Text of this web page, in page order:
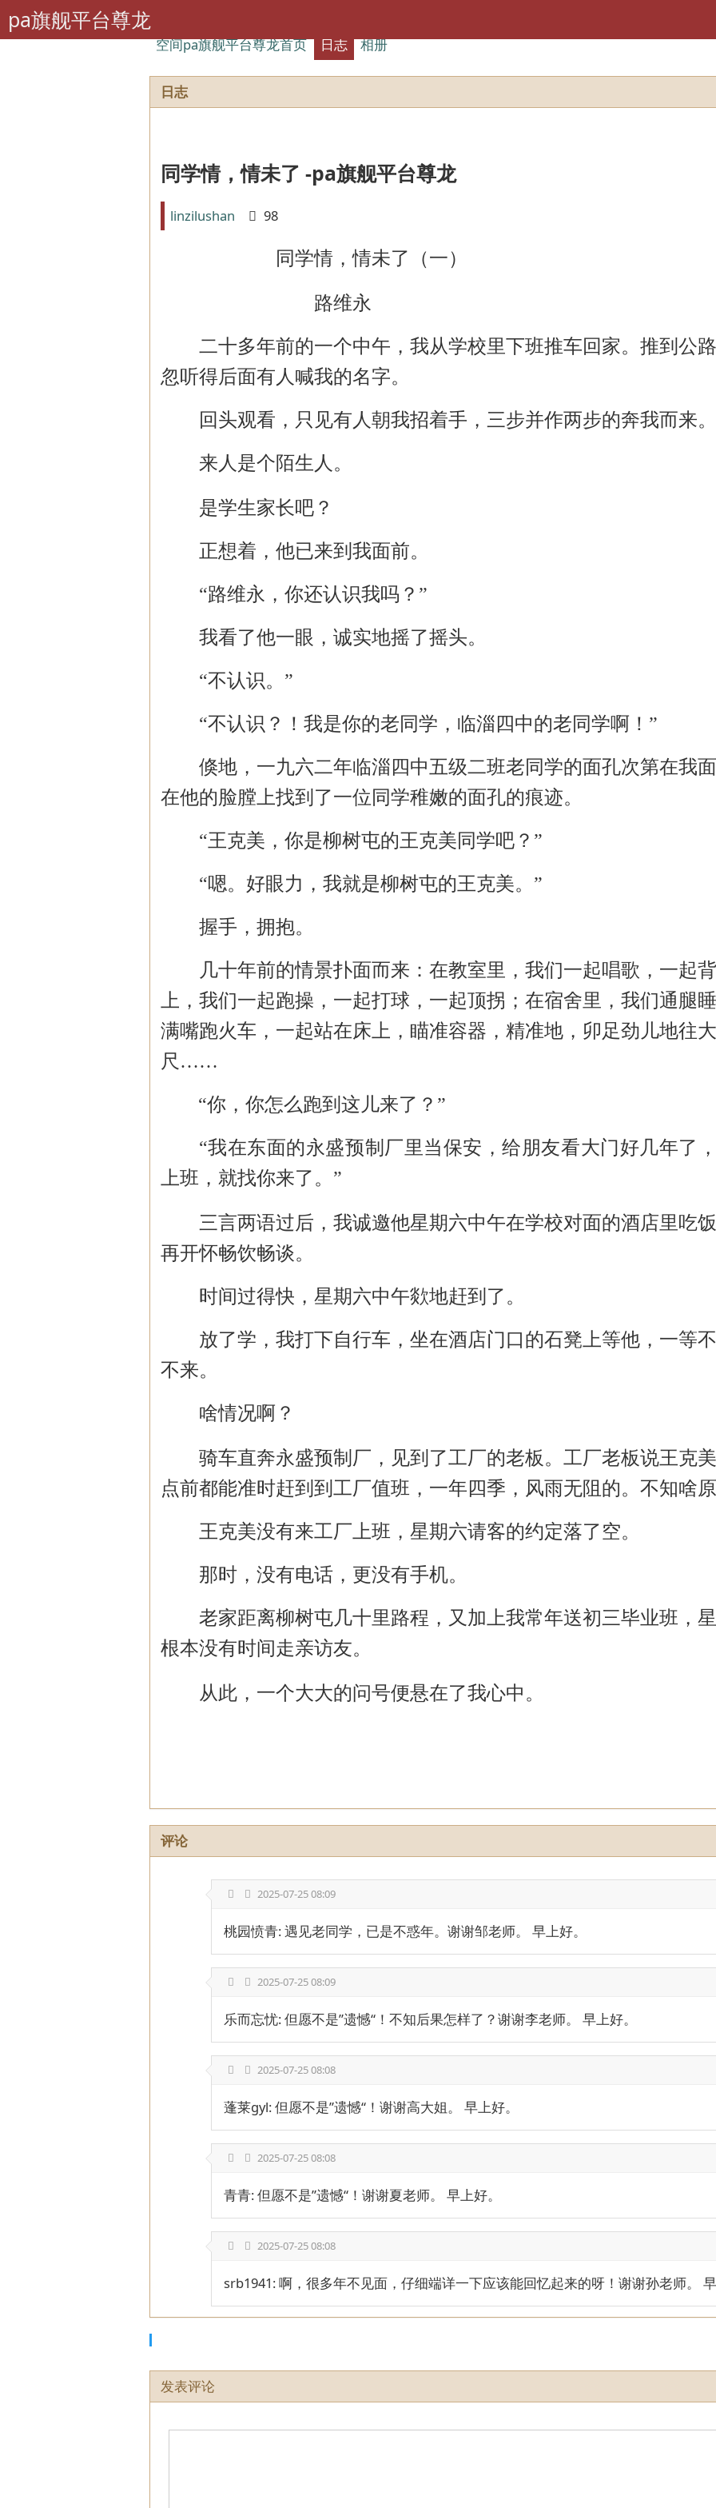
pa旗舰平台尊龙
空间pa旗舰平台尊龙首页 日志 相册
日志
同学情，情未了 -pa旗舰平台尊龙
linzilushan 98
同学情，情未了（一）
路维永
二十多年前的一个中午，我从学校里下班推车回家。推到公
忽听得后面有人喊我的名字。
回头观看，只见有人朝我招着手，三步并作两步的奔我而来。
来人是个陌生人。
是学生家长吧？
正想着，他已来到我面前。
“路维永，你还认识我吗？”
我看了他一眼，诚实地摇了摇头。
“不认识。”
“不认识？！我是你的老同学，临淄四中的老同学啊！”
倏地，一九六二年临淄四中五级二班老同学的面孔次第在我
在他的脸膛上找到了一位同学稚嫩的面孔的痕迹。
“王克美，你是柳树屯的王克美同学吧？”
“嗯。好眼力，我就是柳树屯的王克美。”
握手，拥抱。
几十年前的情景扑面而来：在教室里，我们一起唱歌，一起
上，我们一起跑操，一起打球，一起顶拐；在宿舍里，我们通腿
满嘴跑火车，一起站在床上，瞄准容器，精准地，卯足劲儿地往
尺 ……
“你，你怎么跑到这儿来了？”
“我在东面的永盛预制厂里当保安，给朋友看大门好几年了
上班，就找你来了。”
三言两语过后，我诚邀他星期六中午在学校对面的酒店里吃
再开怀畅饮畅谈。
时间过得快，星期六中午欻地赶到了。
放了学，我打下自行车，坐在酒店门口的石凳上等他，一等
不来。
啥情况啊？
骑车直奔永盛预制厂，见到了工厂的老板。工厂老板说王克
点前都能准时赶到到工厂值班，一年四季，风雨无阻的。不知啥
王克美没有来工厂上班，星期六请客的约定落了空。
那时，没有电话，更没有手机。
老家距离柳树屯几十里路程，又加上我常年送初三毕业班，
根本没有时间走亲访友。
从此，一个大大的问号便悬在了我心中。
评论
2025-07-25 08:09
桃园愤青: 遇见老同学，已是不惑年。谢谢邹老师。 早上好。
2025-07-25 08:09
乐而忘忧: 但愿不是”遗憾“！不知后果怎样了？谢谢李老师。 早上好。
2025-07-25 08:08
蓬莱gyl: 但愿不是”遗憾“！谢谢高大姐。 早上好。
2025-07-25 08:08
青青: 但愿不是”遗憾“！谢谢夏老师。 早上好。
2025-07-25 08:08
srb1941: 啊，很多年不见面，仔细端详一下应该能回忆起来的呀！谢谢孙老师。
发表评论